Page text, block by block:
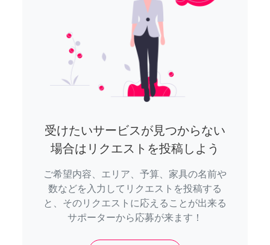
受けたいサービスが見つからない
場合はリクエストを投稿しよう
ご希望内容、エリア、予算、家具の名前や
数などを入力してリクエストを投稿する
と、そのリクエストに応えることが出来る
サポーターから応募が来ます！